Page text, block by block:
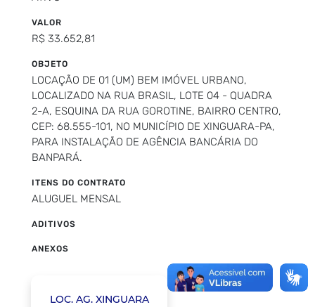
VALOR
R$ 33.652,81
OBJETO
LOCAÇÃO DE 01 (UM) BEM IMÓVEL URBANO,
LOCALIZADO NA RUA BRASIL, LOTE 04 - QUADRA
2-A, ESQUINA DA RUA GOROTINE, BAIRRO CENTRO,
CEP: 68.555-101, NO MUNICÍPIO DE XINGUARA-PA,
PARA INSTALAÇÃO DE AGÊNCIA BANCÁRIA DO
BANPARÁ.
ITENS DO CONTRATO
ALUGUEL MENSAL
ADITIVOS
ANEXOS
LOC. AG. XINGUARA